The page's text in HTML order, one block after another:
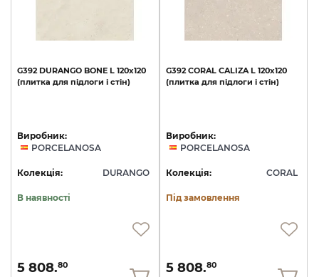
G392 DURANGO BONE L 120х120
(плитка для підлоги і стін)
Виробник:
PORCELANOSA
Колекція: DURANGO
В наявності
5 808.80
G392 CORAL CALIZA L 120x120
(плитка для підлоги і стін)
Виробник:
PORCELANOSA
Колекція: CORAL
Під замовлення
5 808.80